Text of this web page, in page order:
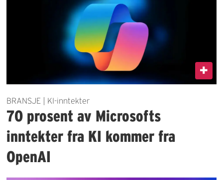
BRANSJE | KI-inntekter
70 prosent av Microsofts
inntekter fra KI kommer fra
OpenAI